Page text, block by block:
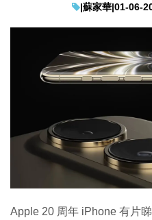
|蘇家華|01-06-
Apple 20 周年 iPhone 有片